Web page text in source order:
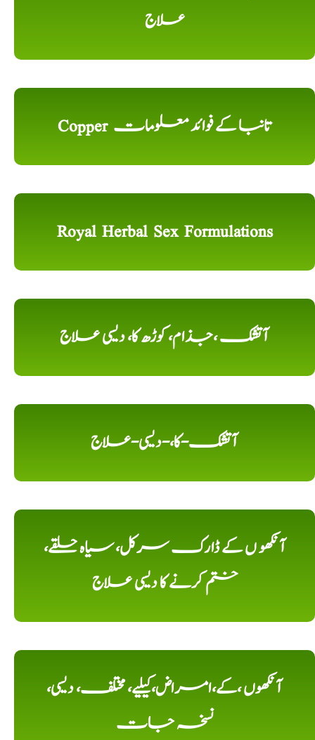
علاج
Copper تانبا کے فوائد معلومات
Royal Herbal Sex Formulations
آتشک ،جذام، کوڑھ کا، دیسی علاج
آتشک-کا،-دیسی-علاج
آنکھو ں کے ڈارک سرکل، سیاہ حلقے،
ختم کرنے کا دیسی علاج
آنکھوں ،کے،امراض،کیلیے، مختلف، دیسی،
نسخہ جات